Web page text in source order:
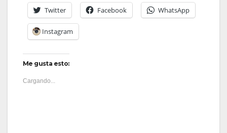
Twitter Facebook WhatsApp
Instagram
Me gusta esto:
Cargando...